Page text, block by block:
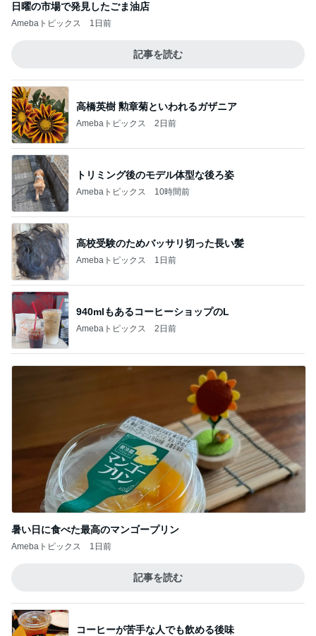
日曜の市場で発見したごま油店
Amebaトピックス 1日前
記事を読む
高橋英樹 勲章菊といわれるガザニア
Amebaトピックス 2日前
トリミング後のモデル体型な後ろ姿
Amebaトピックス 10時間前
高校受験のためバッサリ切った長い髪
Amebaトピックス 1日前
940mlもあるコーヒーショップのL
Amebaトピックス 2日前
暑い日に食べた最高のマンゴープリン
Amebaトピックス 1日前
記事を読む
コーヒーが苦手な人でも飲める後味